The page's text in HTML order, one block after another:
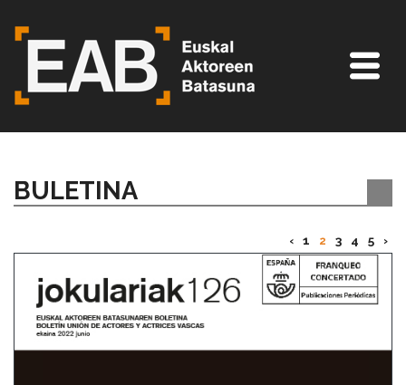
BULETINA
‹ 1 2 3 4 5 ›